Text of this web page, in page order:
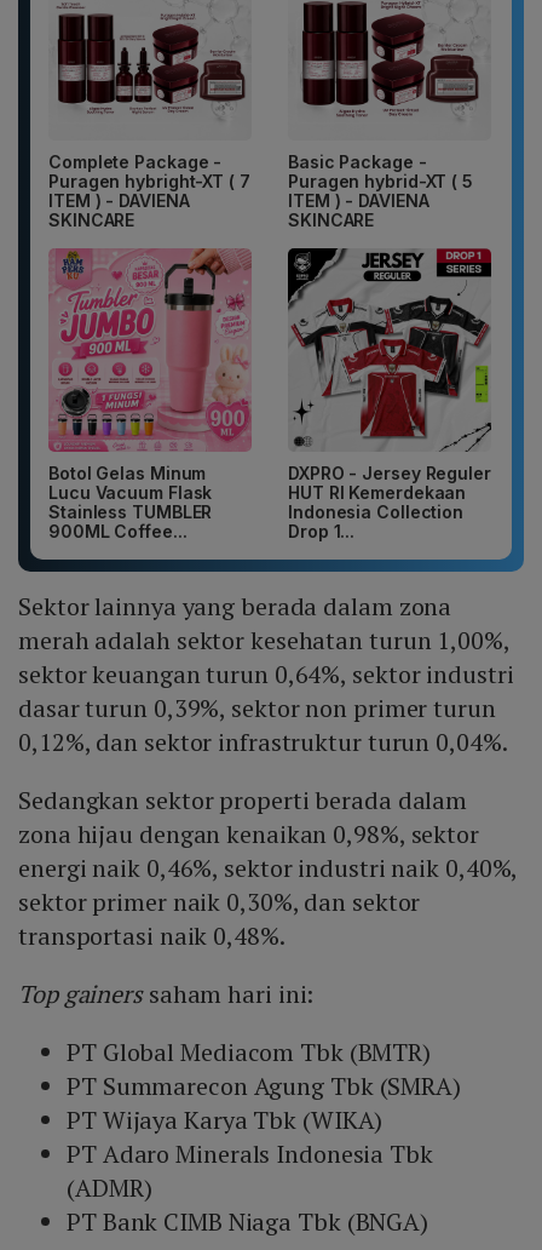
Complete Package -
Puragen hybright-XT ( 7
ITEM ) - DAVIENA
SKINCARE
Basic Package -
Puragen hybrid-XT ( 5
ITEM ) - DAVIENA
SKINCARE
Botol Gelas Minum
Lucu Vacuum Flask
Stainless TUMBLER
900ML Coffee...
DXPRO - Jersey Reguler
HUT RI Kemerdekaan
Indonesia Collection
Drop 1...
Sektor lainnya yang berada dalam zona
merah adalah sektor kesehatan turun 1,00%,
sektor keuangan turun 0,64%, sektor industri
dasar turun 0,39%, sektor non primer turun
0,12%, dan sektor infrastruktur turun 0,04%.
Sedangkan sektor properti berada dalam
zona hijau dengan kenaikan 0,98%, sektor
energi naik 0,46%, sektor industri naik 0,40%,
sektor primer naik 0,30%, dan sektor
transportasi naik 0,48%.
Top gainerssaham hari ini:
PT Global Mediacom Tbk (BMTR)
PT Summarecon Agung Tbk (SMRA)
PT Wijaya Karya Tbk (WIKA)
PT Adaro Minerals Indonesia Tbk
(ADMR)
PT Bank CIMB Niaga Tbk (BNGA)